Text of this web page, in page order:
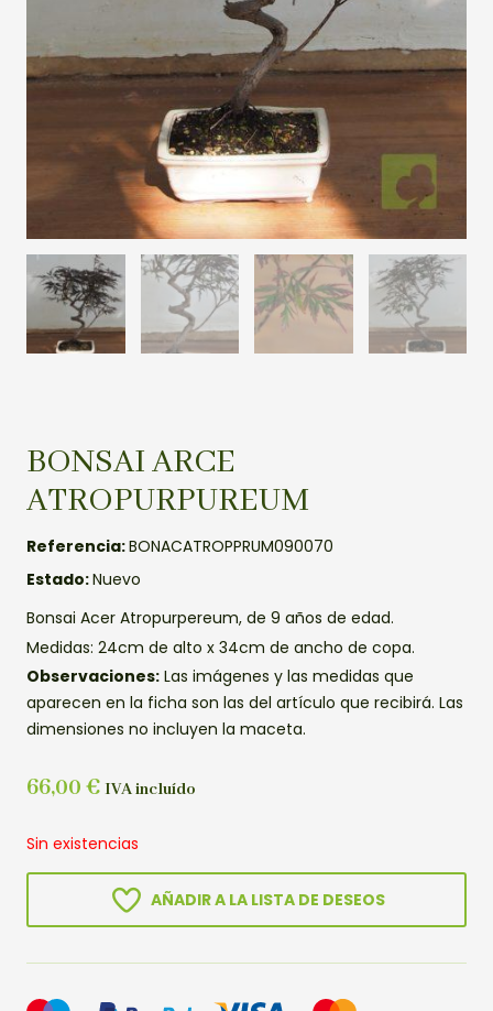
BONSAI ARCE
ATROPURPUREUM
Referencia:BONACATROPPRUM090070
Estado:Nuevo
Bonsai Acer Atropurpereum, de 9 años de edad.
Medidas: 24cm de alto x 34cm de ancho de copa.
Observaciones: Las imágenes y las medidas que
aparecen en la ficha son las del artículo que recibirá. Las
dimensiones no incluyen la maceta.
66,00 € IVA incluído
Sin existencias
AÑADIR A LA LISTA DE DESEOS